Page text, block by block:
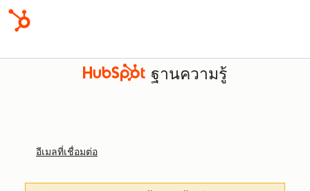
ฐานความรู้
อีเมลที่เชื่อมต่อ